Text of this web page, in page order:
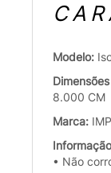
Modelo:
8.000 CM
Marca:
• Não